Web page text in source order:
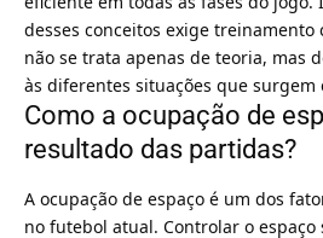
desses conceitos exige
não se trata apenas de teoria, mas
às diferentes situações que surgem
Como a ocupação de
resultado das partidas?
A ocupação de espaço é um dos
no futebol atual. Controlar o